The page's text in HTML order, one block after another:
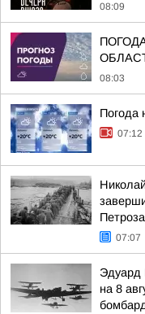
08:09
08:03
Погода
07:12
07:07
на 8